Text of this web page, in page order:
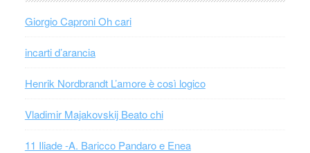
Giorgio Caproni Oh cari
incarti d’arancia
Henrik Nordbrandt L’amore è così logico
Vladimir Majakovskij Beato chi
11 Iliade -A. Baricco Pandaro e Enea